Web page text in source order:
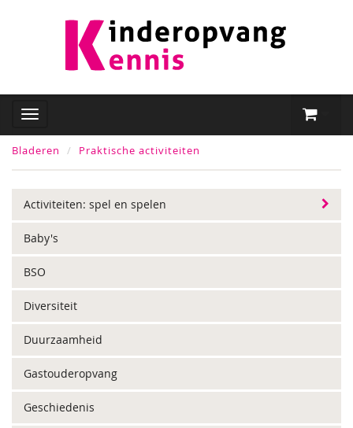
Bladeren Praktische activiteiten
Activiteiten: spel en spelen
Baby's
BSO
Diversiteit
Duurzaamheid
Gastouderopvang
Geschiedenis